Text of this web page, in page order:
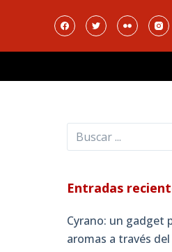
Buscar
Entradas
Cyrano: un gadget
aromas a través